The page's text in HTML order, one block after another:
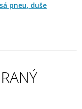
pneu, duše